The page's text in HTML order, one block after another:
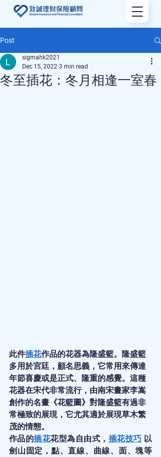
Post
冬至插花：冬月相逢一室春
sigmahk2021
Dec 15, 2022 3 min read
此件插花作品的花器為隆盛籃。隆盛籃
多用於宮廷，顧名思義，它常用來傳達
年節喜慶或是正式、隆重的感覺。這種
花器在宋代非常流行，由南宋畫家李嵩
創作的名畫《花籃圖》對隆盛籃有過非
常極致的展現，它尤其適於展現草木繁
茂的情態。
作品的插花花型為自由式， 插花技巧 以
劍山固定，點、直線、曲線、面、塊等